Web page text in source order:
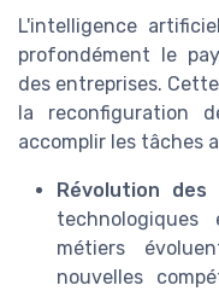
L'intelligence
profondément le
des entreprises.
la reconfiguration
accomplir les tâches
Révolution des
métiers
nouvelles